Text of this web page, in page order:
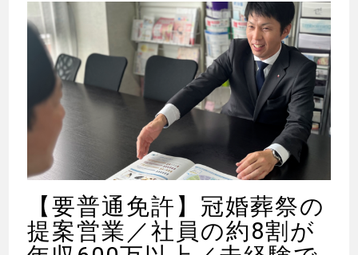
【要普通免許】冠婚葬祭の
提案営業／社員の約8割が